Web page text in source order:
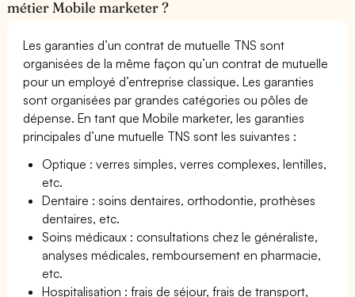
métier Mobile marketer ?
Les garanties d’un contrat de mutuelle TNS sont
organisées de la même façon qu’un contrat de mutuelle
pour un employé d’entreprise classique. Les garanties
sont organisées par grandes catégories ou pôles de
dépense. En tant que Mobile marketer, les garanties
principales d’une mutuelle TNS sont les suivantes :
Optique : verres simples, verres complexes, lentilles,
etc.
Dentaire : soins dentaires, orthodontie, prothèses
dentaires, etc.
Soins médicaux : consultations chez le généraliste,
analyses médicales, remboursement en pharmacie,
etc.
Hospitalisation : frais de séjour, frais de transport,